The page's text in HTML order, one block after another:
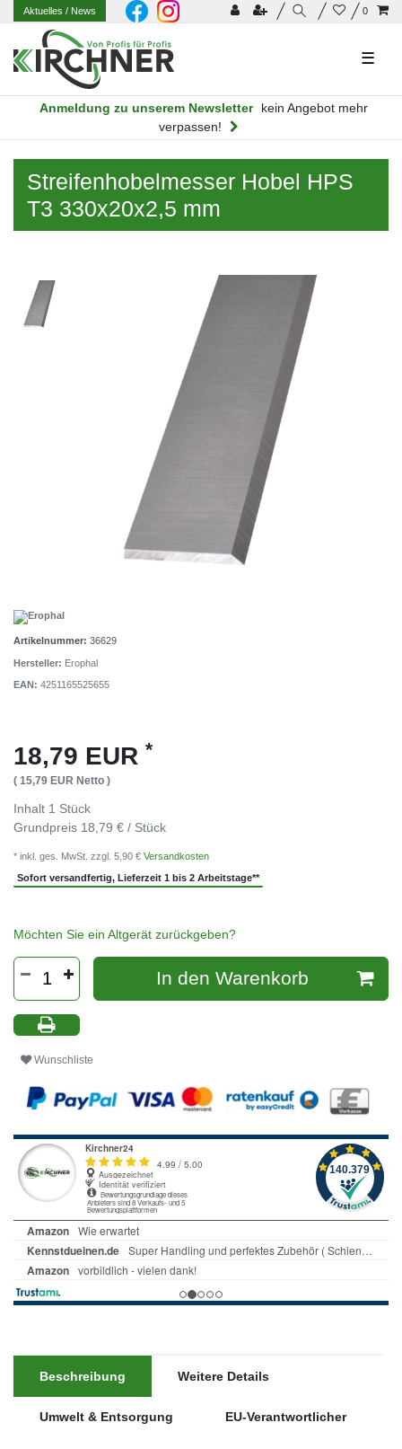
0
Aktuelles/ News
☰
Anmeldung zu unserem Newsletter
kein Angebot mehr
verpassen!
Streifenhobelmesser Hobel HPS
T3 330x20x2,5 mm
Artikelnummer: 36629
Hersteller: Erophal
EAN: 4251165525655
18,79 EUR *
( 15,79 EUR Netto )
Inhalt 1 Stück
Grundpreis 18,79 € / Stück
* inkl. ges. MwSt. zzgl. 5,90 € Versandkosten
Sofort versandfertig, Lieferzeit 1 bis 2 Arbeitstage**
Möchten Sie ein Altgerät zurückgeben?
In den Warenkorb
Wunschliste
Beschreibung Weitere Details
Umwelt & Entsorgung EU-Verantwortlicher